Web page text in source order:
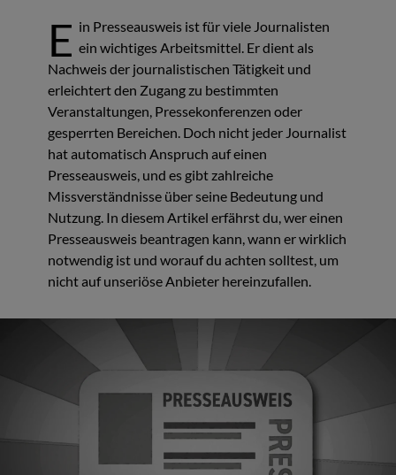
E in Presseausweis ist für viele Journalisten
ein wichtiges Arbeitsmittel. Er dient als
Nachweis der journalistischen Tätigkeit und
erleichtert den Zugang zu bestimmten
Veranstaltungen, Pressekonferenzen oder
gesperrten Bereichen. Doch nicht jeder Journalist
hat automatisch Anspruch auf einen
Presseausweis, und es gibt zahlreiche
Missverständnisse über seine Bedeutung und
Nutzung. In diesem Artikel erfährst du, wer einen
Presseausweis beantragen kann, wann er wirklich
notwendig ist und worauf du achten solltest, um
nicht auf unseriöse Anbieter hereinzufallen.